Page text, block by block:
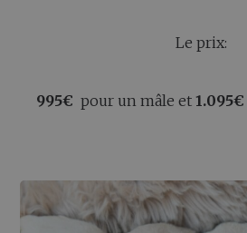
Le prix:
995€ pour un mâle et 1.095€